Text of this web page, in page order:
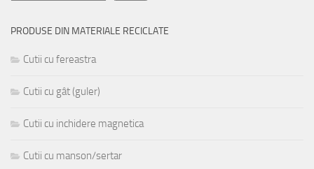
PRODUSE DIN MATERIALE RECICLATE
Cutii cu fereastra
Cutii cu gât (guler)
Cutii cu inchidere magnetica
Cutii cu manson/sertar